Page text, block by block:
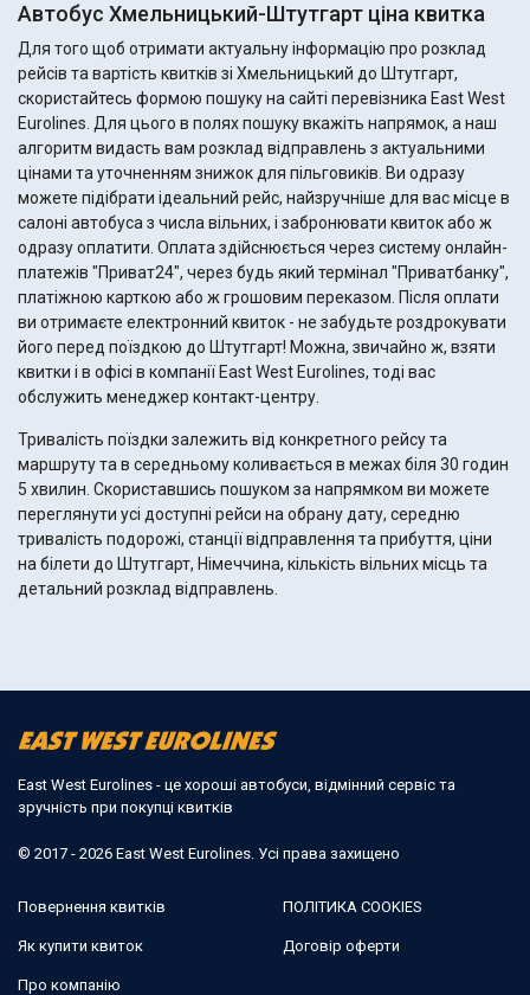
Автобус Хмельницький-Штутгарт ціна квитка
Для того щоб отримати актуальну інформацію про розклад
рейсів та вартість квитків зі Хмельницький до Штутгарт,
скористайтесь формою пошуку на сайті перевізника East West
Eurolines. Для цього в полях пошуку вкажіть напрямок, а наш
алгоритм видасть вам розклад відправлень з актуальними
цінами та уточненням знижок для пільговиків. Ви одразу
можете підібрати ідеальний рейс, найзручніше для вас місце в
салоні автобуса з числа вільних, і забронювати квиток або ж
одразу оплатити. Оплата здійснюється через систему онлайн-
платежів "Приват24", через будь який термінал "Приватбанку",
платіжною карткою або ж грошовим переказом. Після оплати
ви отримаєте електронний квиток - не забудьте роздрокувати
його перед поїздкою до Штутгарт! Можна, звичайно ж, взяти
квитки і в офісі в компанії East West Eurolines, тоді вас
обслужить менеджер контакт-центру.
Тривалість поїздки залежить від конкретного рейсу та
маршруту та в середньому коливається в межах біля 30 годин
5 хвилин. Скориставшись пошуком за напрямком ви можете
переглянути усі доступні рейси на обрану дату, середню
тривалість подорожі, станції відправлення та прибуття, ціни
на білети до Штутгарт, Німеччина, кількість вільних місць та
детальний розклад відправлень.
East West Eurolines - це хороші автобуси, відмінний сервіс та
зручність при покупці квитків
© 2017 - 2026 East West Eurolines. Усі права захищено
Повернення квитків
Як купити квиток
Про компанію
ПОЛІТИКА COOKIES
Договір оферти